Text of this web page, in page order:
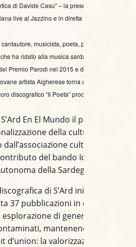
di Davide Casu” – la presentazione del libro
live al Jazzino e in diretta streaming
cantautore, musicista, poeta, pittore… Davide
ha ridato alla musica sarda la canzone
Premio Parodi nel 2015 e di diversi live di
artista Algherese torna al
discografico “Il Poeta” prodotto da S’ard
En El Mundo il progetto di
della cultura
culturale
del bando IdentityLab
della Sardegna.
di S’Ard inizia nel 2004
37 pubblicazioni in cui è
di generi musicali
mantenendo pur
d’union: la valorizzazione